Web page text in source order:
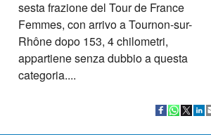
sesta frazione del Tour de France
Femmes, con arrivo a Tournon-sur-
Rhône dopo 153, 4 chilometri,
appartiene senza dubbio a questa
categoria....